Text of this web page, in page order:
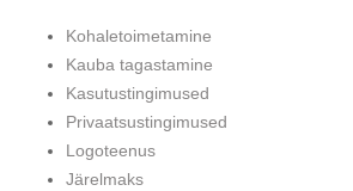
Kohaletoimetamine
Kauba tagastamine
Kasutustingimused
Privaatsustingimused
Logoteenus
Järelmaks